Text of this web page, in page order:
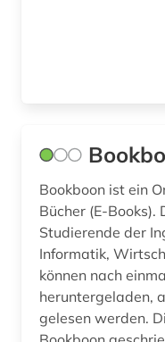
tabelle (1)
technik (17)
techniker (1)
Bookboon ist ein
Bücher (E-
Studierende der
Informatik,
können nach
heruntergeladen,
gelesen werden. Die Bücher werden exklusiv für